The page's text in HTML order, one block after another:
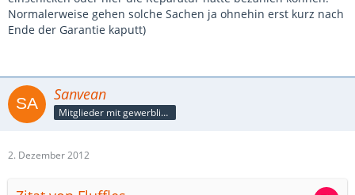
Normalerweise gehen solche Sachen ja ohnehin erst kurz nach
Ende der Garantie kaputt)
Sanvean
Mitglieder mit gewerblicher Verbindung, auch als Mitarbeiter/in
2. Dezember 2012